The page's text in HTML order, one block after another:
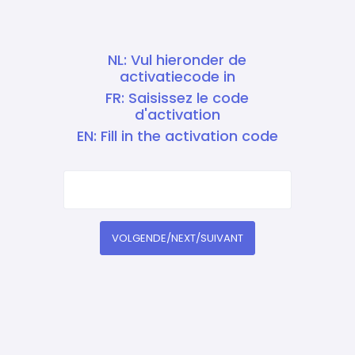
NL: Vul hieronder de
activatiecode in
FR: Saisissez le code
d'activation
EN: Fill in the activation code
VOLGENDE/NEXT/SUIVANT